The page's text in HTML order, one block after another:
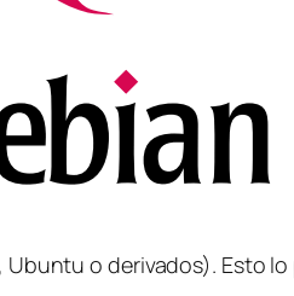
o derivados). Esto